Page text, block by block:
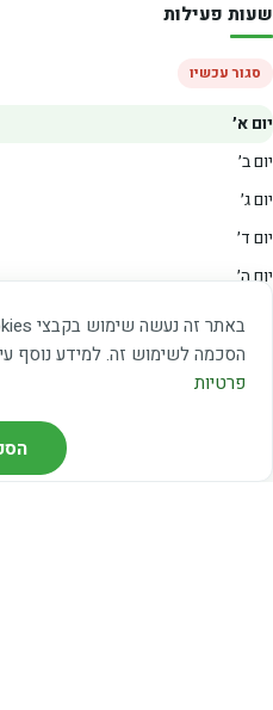
הסכמה לשימוש זה. למידע נוסף
פרטיות
שעות פעילות
סגור עכשיו
יום א׳
יום ב׳
יום ג׳
יום ד׳
יום ה׳
שבת